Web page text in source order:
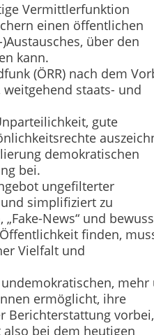
Vermittlerfunktion
einen öffentlichen
über den
kann.
(ÖRR) nach dem
staats- und
gute
demokratischen
bei.
ungefilterter
simplifiziert zu
News“ und
finden,
Vielfalt und
mehr
ermöglicht, ihre
Berichterstattung
bei dem heutigen